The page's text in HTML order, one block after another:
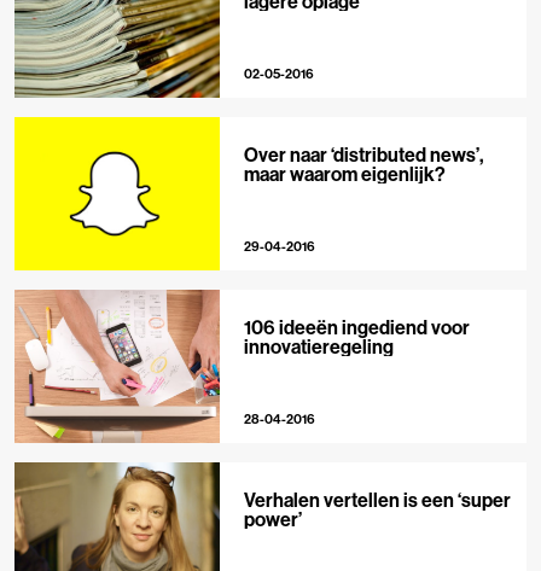
02-05-2016
Over naar ‘distributed news’,
maar waarom eigenlijk?
29-04-2016
106 ideeën ingediend voor
innovatieregeling
28-04-2016
Verhalen vertellen is een ‘super
power’